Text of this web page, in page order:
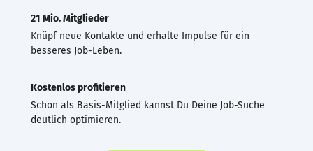
21 Mio. Mitglieder
Knüpf neue Kontakte und erhalte Impulse für ein
besseres Job-Leben.
Kostenlos profitieren
Schon als Basis-Mitglied kannst Du Deine Job-Suche
deutlich optimieren.